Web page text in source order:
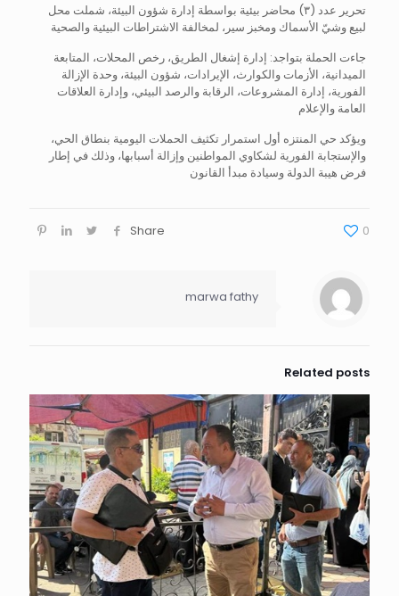
تحرير عدد (٣) محاضر بيئية بواسطة إدارة شؤون البيئة، شملت محل
لبيع وشيّ الأسماك ومخبز سير، لمخالفة الاشتراطات البيئية والصحية
جاءت الحملة بتواجد: إدارة إشغال الطريق، رخص المحلات، المتابعة
الميدانية، الأزمات والكوارث، الإيرادات، شؤون البيئة، وحدة الإزالة
الفورية، إدارة المشروعات، الرقابة والرصد البيئي، وإدارة العلاقات
العامة والإعلام
ويؤكد حي المنتزه أول استمرار تكثيف الحملات اليومية بنطاق الحي،
والإستجابة الفورية لشكاوي المواطنين وإزالة أسبابها، وذلك في إطار
فرض هيبة الدولة وسيادة مبدأ القانون
Share 0
marwa fathy
Related posts